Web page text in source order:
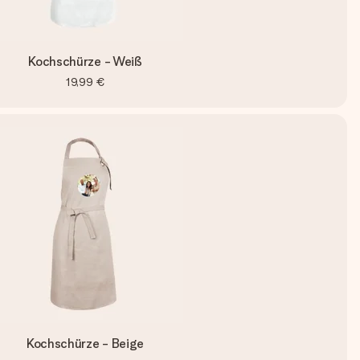
Kochschürze - Weiß
19,99 €
Kochschürze - Beige